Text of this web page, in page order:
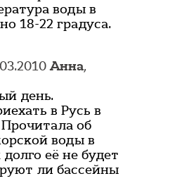
воды в
18-22 градуса.
Анна,
день.
в Русь в
об
воды в
её не будет
ли бассейны